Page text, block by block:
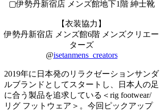
▢伊勢丹新宿店 メンズ館地下1階 紳士靴
【衣装協力】
伊勢丹新宿店 メンズ館6階 メンズクリエー
ターズ
@isetanmens_creators
2019年に日本発のリラクゼーションサンダ
ルブランドとしてスタートし、日本人の足
に合う製品を追求している＜rig footwear/
リグ フットウェア＞。今回ピックアップ